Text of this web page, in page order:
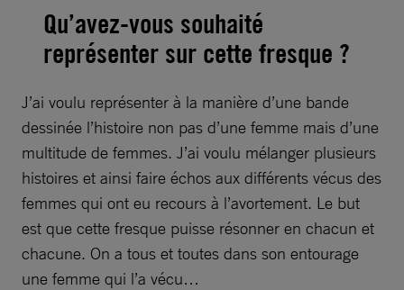
Qu’avez-vous souhaité
représenter sur cette fresque ?
J’ai voulu représenter à la manière d’une bande
dessinée l’histoire non pas d’une femme mais d’une
multitude de femmes. J’ai voulu mélanger plusieurs
histoires et ainsi faire échos aux différents vécus des
femmes qui ont eu recours à l’avortement. Le but
est que cette fresque puisse résonner en chacun et
chacune. On a tous et toutes dans son entourage
une femme qui l’a vécu…